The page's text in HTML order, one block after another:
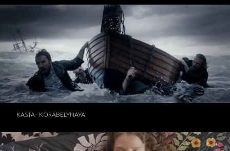
KASTA - KORABELYNAYA